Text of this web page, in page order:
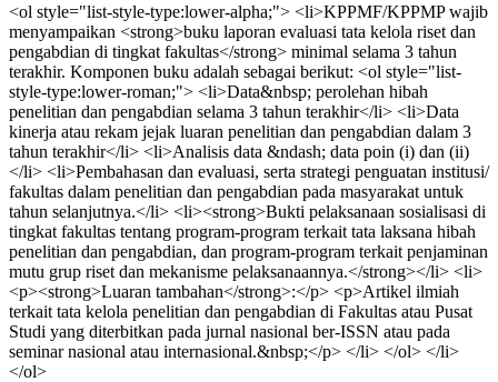
<ol style="list-style-type:lower-alpha;"> <li>KPPMF/KPPMP wajib
menyampaikan <strong>buku laporan evaluasi tata kelola riset dan
pengabdian di tingkat fakultas</strong> minimal selama 3 tahun
terakhir. Komponen buku adalah sebagai berikut: <ol style="list-
style-type:lower-roman;"> <li>Data&nbsp; perolehan hibah
penelitian dan pengabdian selama 3 tahun terakhir</li> <li>Data
kinerja atau rekam jejak luaran penelitian dan pengabdian dalam 3
tahun terakhir</li> <li>Analisis data &ndash; data poin (i) dan (ii)
</li> <li>Pembahasan dan evaluasi, serta strategi penguatan institusi/
fakultas dalam penelitian dan pengabdian pada masyarakat untuk
tahun selanjutnya.</li> <li><strong>Bukti pelaksanaan sosialisasi di
tingkat fakultas tentang program-program terkait tata laksana hibah
penelitian dan pengabdian, dan program-program terkait penjaminan
mutu grup riset dan mekanisme pelaksanaannya.</strong></li> <li>
<p><strong>Luaran tambahan</strong>:</p> <p>Artikel ilmiah
terkait tata kelola penelitian dan pengabdian di Fakultas atau Pusat
Studi yang diterbitkan pada jurnal nasional ber-ISSN atau pada
seminar nasional atau internasional.&nbsp;</p> </li> </ol> </li>
</ol>